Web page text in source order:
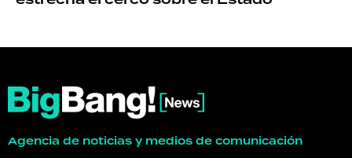
Agencia de noticias y medios de comunicación